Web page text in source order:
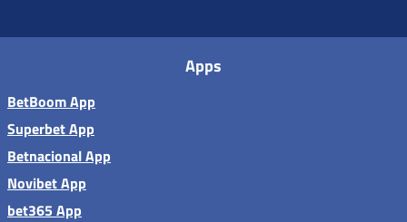
Apps
BetBoom App
Superbet App
Betnacional App
Novibet App
bet365 App